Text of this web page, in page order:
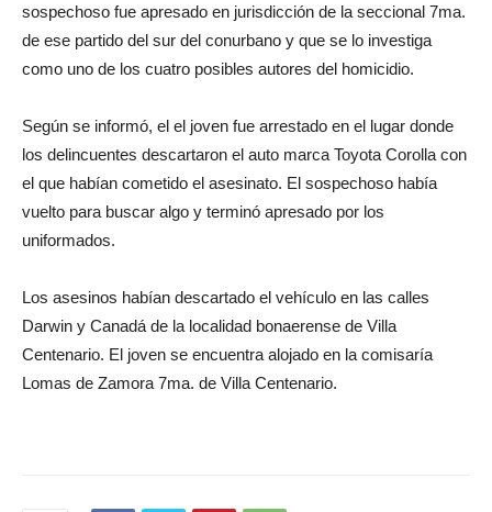
sospechoso fue apresado en jurisdicción de la seccional 7ma.
de ese partido del sur del conurbano y que se lo investiga
como uno de los cuatro posibles autores del homicidio.
Según se informó, el el joven fue arrestado en el lugar donde
los delincuentes descartaron el auto marca Toyota Corolla con
el que habían cometido el asesinato. El sospechoso había
vuelto para buscar algo y terminó apresado por los
uniformados.
Los asesinos habían descartado el vehículo en las calles
Darwin y Canadá de la localidad bonaerense de Villa
Centenario. El joven se encuentra alojado en la comisaría
Lomas de Zamora 7ma. de Villa Centenario.